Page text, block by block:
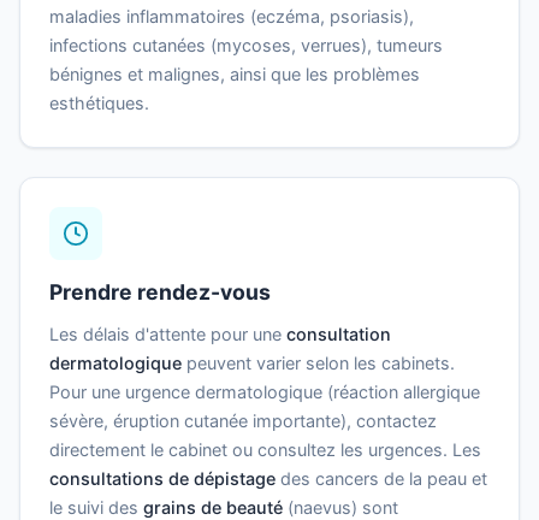
maladies inflammatoires (eczéma, psoriasis),
infections cutanées (mycoses, verrues), tumeurs
bénignes et malignes, ainsi que les problèmes
esthétiques.
Prendre rendez-vous
Les délais d'attente pour une consultation
dermatologique peuvent varier selon les cabinets.
Pour une urgence dermatologique (réaction allergique
sévère, éruption cutanée importante), contactez
directement le cabinet ou consultez les urgences. Les
consultations de dépistage des cancers de la peau et
le suivi des grains de beauté (naevus) sont